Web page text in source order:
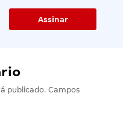
publicado. Campos